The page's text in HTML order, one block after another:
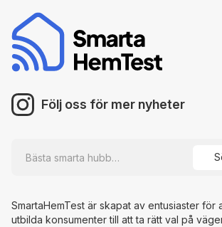
Följ oss för mer nyheter
SmartaHemTest är skapat av entusiaster för
utbilda konsumenter till att ta rätt val på